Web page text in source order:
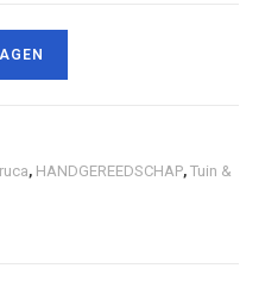
, HANDGEREEDSCHAP,Tuin &